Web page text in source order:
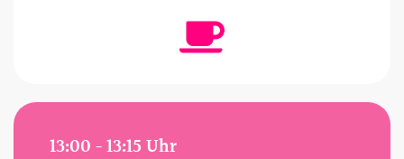
13:00 - 13:15 Uhr